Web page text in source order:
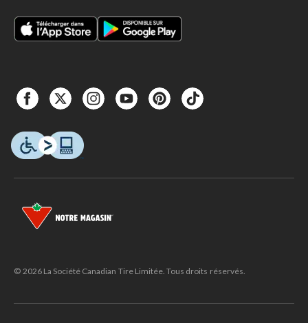
© 2026 La Société Canadian Tire Limitée. Tous droits réservés.